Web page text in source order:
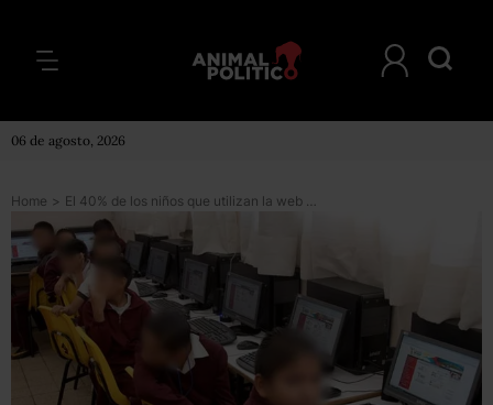
06 de agosto, 2026
Home > El 40% de los niños que utilizan la web es contactado por pederastas